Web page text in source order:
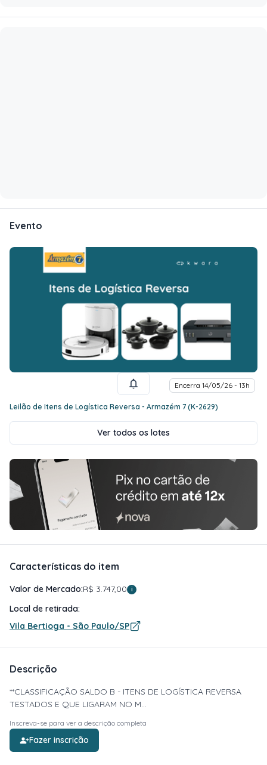
Evento
Encerra 14/05/26 - 13h
Leilão de Itens de Logística Reversa - Armazém 7 (K-2629)
Ver todos os lotes
Características do item
Valor de Mercado:R$ 3.747,00 i
Local de retirada:
Vila Bertioga - São Paulo/SP
Descrição
**CLASSIFICAÇÃO SALDO B - ITENS DE LOGÍSTICA REVERSA
TESTADOS E QUE LIGARAM NO M...
Inscreva-se para ver a descrição completa
Fazer inscrição